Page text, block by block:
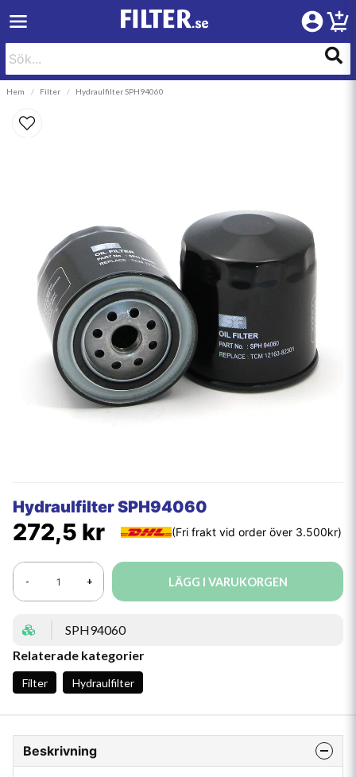
Hem Filter Hydraulfilter SPH94060
Hydraulfilter SPH94060
272,5 kr
- + LÄGG I VARUKORGEN
SPH94060
Relaterade kategorier
Filter Hydraulfilter
Beskrivning